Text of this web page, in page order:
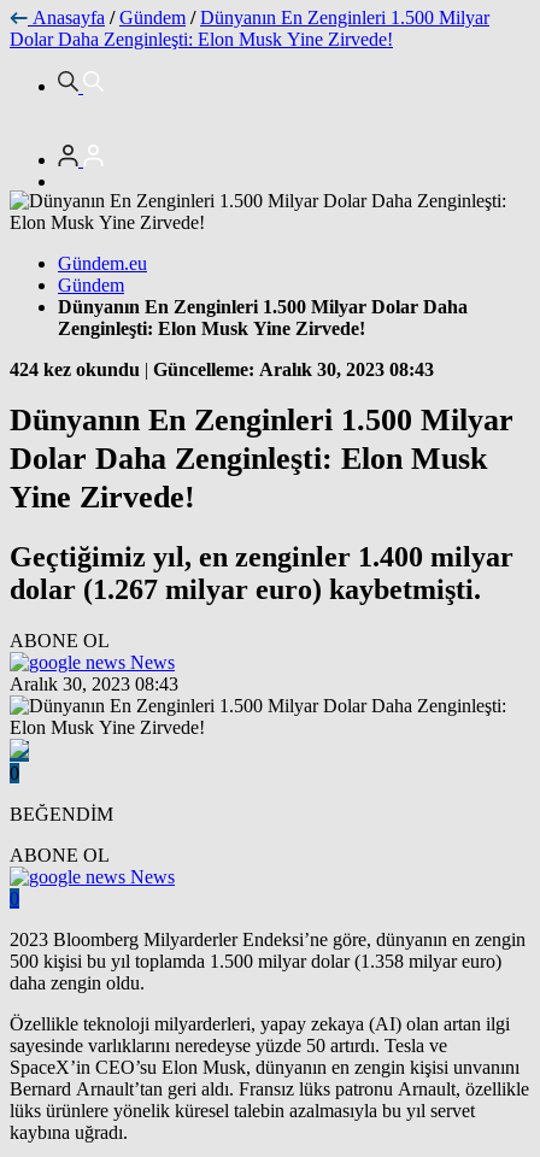
Anasayfa / Gündem / Dünyanın En Zenginleri 1.500 Milyar
Dolar Daha Zenginleşti: Elon Musk Yine Zirvede!
Gündem.eu
Gündem
Dünyanın En Zenginleri 1.500 Milyar Dolar Daha
Zenginleşti: Elon Musk Yine Zirvede!
424 kez okundu | Güncelleme: Aralık 30, 2023 08:43
Dünyanın En Zenginleri 1.500 Milyar
Dolar Daha Zenginleşti: Elon Musk
Yine Zirvede!
Geçtiğimiz yıl, en zenginler 1.400 milyar
dolar (1.267 milyar euro) kaybetmişti.
ABONE OL
News
Aralık 30, 2023 08:43
0
BEĞENDİM
ABONE OL
News
0
2023 Bloomberg Milyarderler Endeksi’ne göre, dünyanın en zengin
500 kişisi bu yıl toplamda 1.500 milyar dolar (1.358 milyar euro)
daha zengin oldu.
Özellikle teknoloji milyarderleri, yapay zekaya (AI) olan artan ilgi
sayesinde varlıklarını neredeyse yüzde 50 artırdı. Tesla ve
SpaceX’in CEO’su Elon Musk, dünyanın en zengin kişisi unvanını
Bernard Arnault’tan geri aldı. Fransız lüks patronu Arnault, özellikle
lüks ürünlere yönelik küresel talebin azalmasıyla bu yıl servet
kaybına uğradı.